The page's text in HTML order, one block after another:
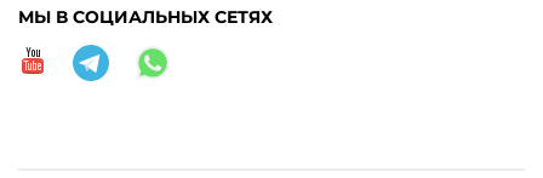
МЫ В СОЦИАЛЬНЫХ СЕТЯХ